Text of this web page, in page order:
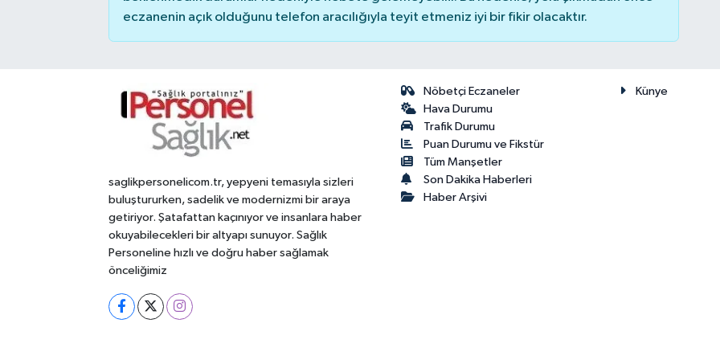
eczanenin açık olduğunu telefon aracılığıyla teyit etmeniz iyi bir fikir olacaktır.
saglikpersonelicom.tr, yepyeni temasıyla sizleri
buluştururken, sadelik ve modernizmi bir araya
getiriyor. Şatafattan kaçınıyor ve insanlara haber
okuyabilecekleri bir altyapı sunuyor. Sağlık
Personeline hızlı ve doğru haber sağlamak
önceliğimiz
Nöbetçi Eczaneler
Hava Durumu
Trafik Durumu
Puan Durumu ve Fikstür
Tüm Manşetler
Son Dakika Haberleri
Haber Arşivi
Künye